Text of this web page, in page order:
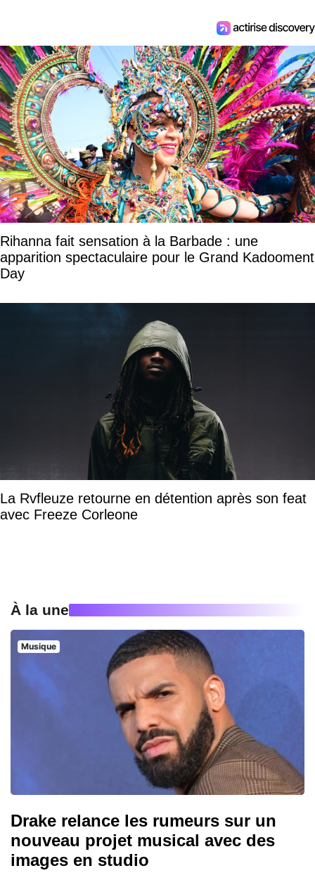
Rihanna fait sensation à la Barbade : une
apparition spectaculaire pour le Grand Kadooment
Day
La Rvfleuze retourne en détention après son feat
avec Freeze Corleone
À la une
Musique
Drake relance les rumeurs sur un
nouveau projet musical avec des
images en studio